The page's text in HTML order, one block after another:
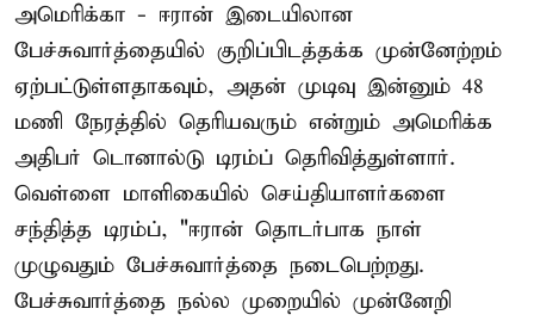
அமெரிக்கா - ஈரான் இடையிலான
பேச்சுவார்த்தையில் குறிப்பிடத்தக்க முன்னேற்றம்
ஏற்பட்டுள்ளதாகவும், அதன் முடிவு இன்னும் 48
மணி நேரத்தில் தெரியவரும் என்றும் அமெரிக்க
அதிபர் டொனால்டு டிரம்ப் தெரிவித்துள்ளார்.
வெள்ளை மாளிகையில் செய்தியாளர்களை
சந்தித்த டிரம்ப், "ஈரான் தொடர்பாக நாள்
முழுவதும் பேச்சுவார்த்தை நடைபெற்றது.
பேச்சுவார்த்தை நல்ல முறையில் முன்னேறி